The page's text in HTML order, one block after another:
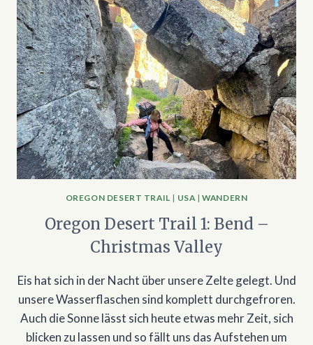
OREGON DESERT TRAIL | USA |WANDERN
Oregon Desert Trail 1: Bend –
Christmas Valley
Eis hat sich in der Nacht über unsere Zelte gelegt. Und
unsere Wasserflaschen sind komplett durchgefroren.
Auch die Sonne lässt sich heute etwas mehr Zeit, sich
blicken zu lassen und so fällt uns das Aufstehen um